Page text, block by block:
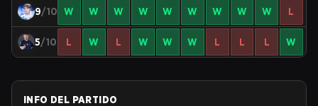
9/10 W W W W W W W W W L
5/10 L W L W W W L L L W
INFO DEL PARTIDO